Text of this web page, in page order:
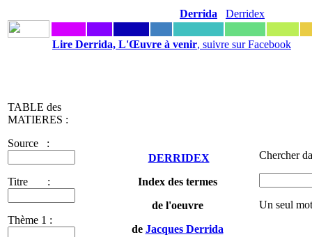
Derrida Derridex
Lire Derrida, L'Œuvre à venir, suivre sur Facebook
TABLE des
MATIERES :
Source :
Titre :
Thème 1 :
DERRIDEX
Index des termes
de l'oeuvre
de Jacques Derrida
Chercher
Un seul